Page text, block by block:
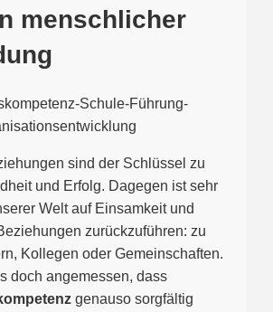
menschlicher
sind der Schlüssel zu
und Erfolg. Dagegen ist sehr
Welt auf Einsamkeit und
zurückzuführen: zu
Kollegen oder Gemeinschaften.
doch angemessen, dass
genauso sorgfältig